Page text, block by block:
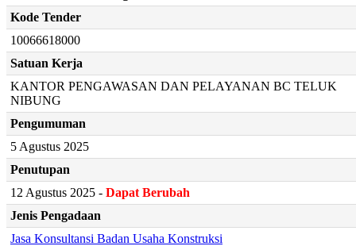
Kode Tender
10066618000
Satuan Kerja
KANTOR PENGAWASAN DAN PELAYANAN BC TELUK
NIBUNG
Pengumuman
5 Agustus 2025
Penutupan
12 Agustus 2025 - Dapat Berubah
Jenis Pengadaan
Jasa Konsultansi Badan Usaha Konstruksi